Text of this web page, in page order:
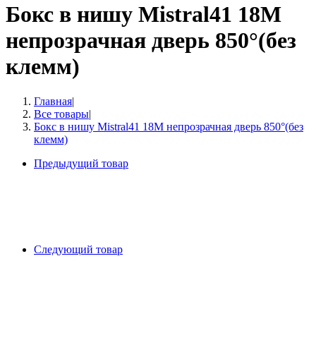
Бокс в нишу Mistral41 18М
непрозрачная дверь 850°(без
клемм)
Главная|
Все товары|
Бокс в нишу Mistral41 18М непрозрачная дверь 850°(без
клемм)
Предыдущий товар
Следующий товар